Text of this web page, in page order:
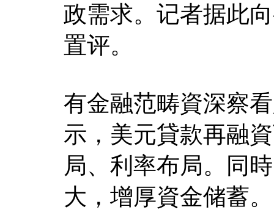
政需求。记者据此
置评。
有金融范畴資深察
示，美元貸款再融
局、利率布局。同
大，增厚資金储蓄。